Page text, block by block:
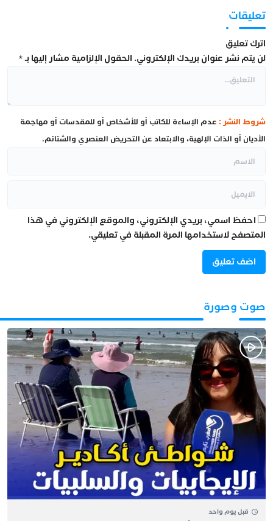
تعليقات
اترك تعليق
لن يتم نشر عنوان بريدك الإلكتروني. الحقول الإلزامية مشار إليها بـ*
شروط النشر : عدم الإساءة للكاتب أو للأشخاص أو للمقدسات أو مهاجمة
الأديان أو الذات الإلهية، والابتعاد عن التحريض العنصري والشتائم.
احفظ اسمي، بريدي الإلكتروني، والموقع الإلكتروني في هذا
المتصفح لاستخدامها المرة المقبلة في تعليقي.
صوت وصورة
قبل يوم واحد